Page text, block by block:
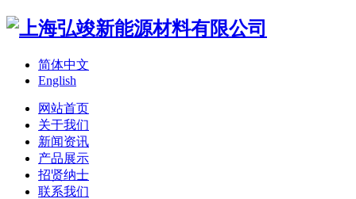
简体中文
English
网站首页
关于我们
新闻资讯
产品展示
招贤纳士
联系我们